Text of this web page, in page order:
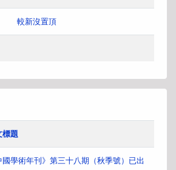
較新沒置頂
標題
國學術年刊》第三十八期（秋季號）已出